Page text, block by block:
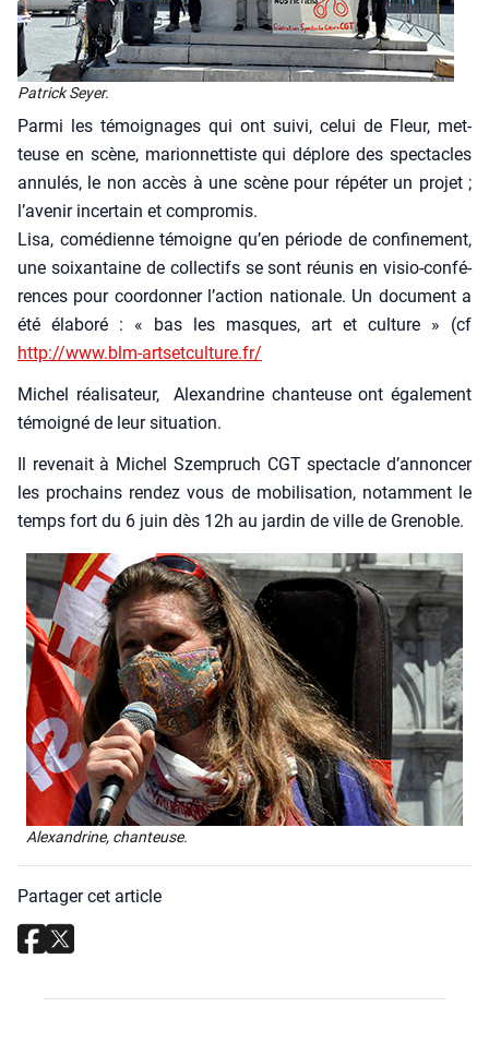
Patrick Seyer.
Par­mi les témoi­gnages qui ont sui­vi, celui de Fleur, met­
teuse en scène, marion­net­tiste qui déplore des spec­tacles
annu­lés, le non accès à une scène pour répé­ter un pro­jet ;
l’avenir incer­tain et com­pro­mis.
Lisa, comé­dienne témoigne qu’en période de confi­ne­ment,
une soixan­taine de col­lec­tifs se sont réunis en visio-confé­
rences pour coor­don­ner l’action natio­nale. Un docu­ment a
été éla­bo­ré : « bas les masques, art et culture » (cf
http://www.blm-artsetculture.fr/
Michel réa­li­sa­teur, Alexan­drine chan­teuse ont éga­le­ment
témoi­gné de leur situa­tion.
Il reve­nait à Michel Szem­pruch CGT spec­tacle d’annoncer
les pro­chains ren­dez vous de mobi­li­sa­tion, notam­ment le
temps fort du 6 juin dès 12h au jar­din de ville de Gre­noble.
Alexan­drine, chan­teuse.
Partager cet article